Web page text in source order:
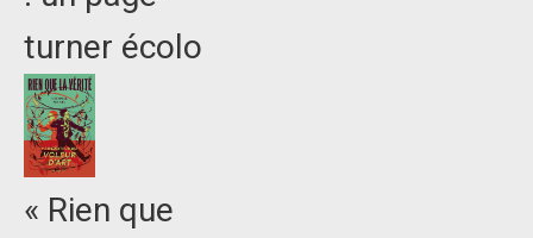
turner écolo
« Rien que